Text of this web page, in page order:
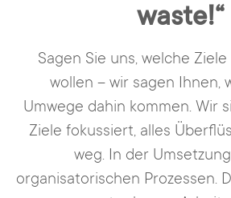
waste!“
Sagen Sie uns, welche
wollen – wir sagen Ihnen,
Umwege dahin kommen. Wir
Ziele fokussiert, alles
weg. In der
organisatorischen Prozessen.